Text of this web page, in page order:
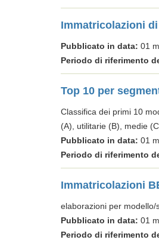
Immatricolazioni
Pubblicato in data: 01
Periodo di riferimento
Top 10 per
Classifica dei primi 10
(A), utilitarie (B), medie
Pubblicato in data: 01
Periodo di riferimento
Immatricolazioni
elaborazioni per
Pubblicato in data: 01
Periodo di riferimento